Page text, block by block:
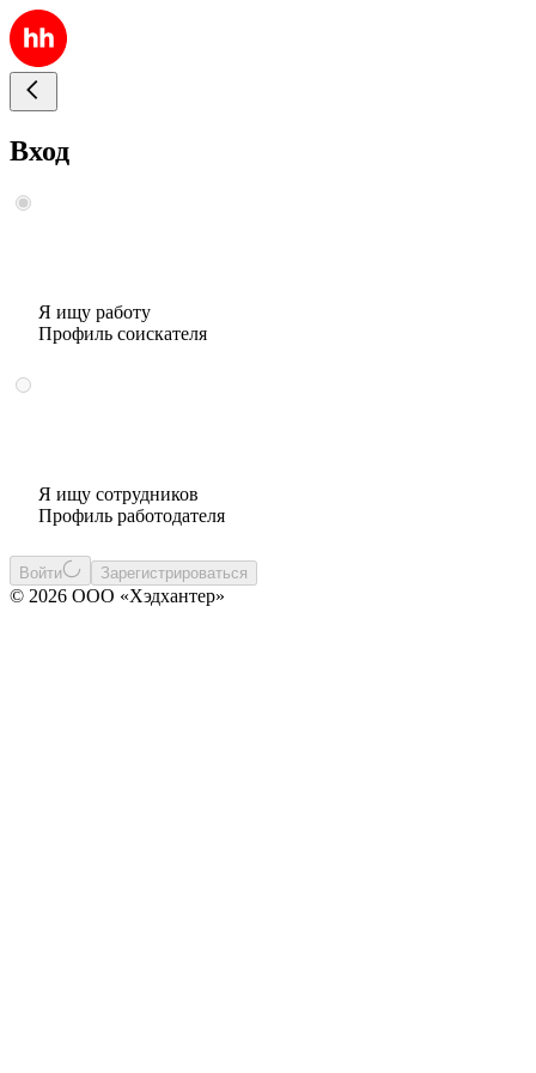
Вход
Я ищу работу
Профиль соискателя
Я ищу сотрудников
Профиль работодателя
Войти Зарегистрироваться
© 2026 ООО «Хэдхантер»